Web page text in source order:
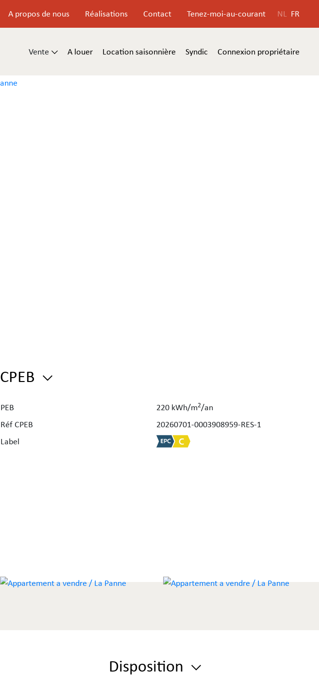
A propos de nous Réalisations Contact Tenez-moi-au-courant NL FR
Vente A louer Location saisonnière Syndic Connexion propriétaire
CPEB
PEB 220 kWh/m2/an
Réf CPEB
20260701-0003908959-RES-1
Label
Disposition